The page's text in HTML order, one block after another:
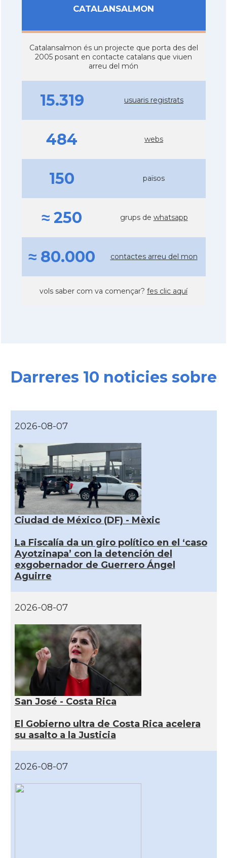
CATALANSALMON
Catalansalmon és un projecte que porta des del
2005 posant en contacte catalans que viuen
arreu del món
15.319 usuaris registrats
484 webs
150 països
≈ 250 grups de whatsapp
≈ 80.000 contactes arreu del mon
vols saber com va començar? fes clic aquí
Darreres 10 noticies sobre
2026-08-07
Ciudad de México (DF) - Mèxic
La Fiscalía da un giro político en el ‘caso
Ayotzinapa’ con la detención del
exgobernador de Guerrero Ángel
Aguirre
2026-08-07
San José - Costa Rica
El Gobierno ultra de Costa Rica acelera
su asalto a la Justicia
2026-08-07